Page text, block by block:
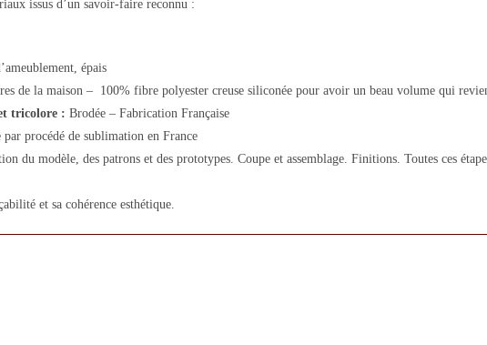
issus d’un savoir-faire reconnu :
épais
de la maison – 100% fibre polyester creuse siliconée pour avoir un beau volume qui
tricolore : Brodée – Fabrication Française
procédé de sublimation en France
du modèle, des patrons et des prototypes. Coupe et assemblage. Finitions. Toutes ces
et sa cohérence esthétique.